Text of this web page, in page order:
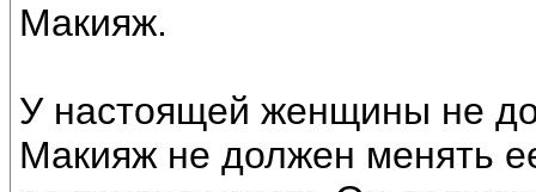
Макияж.
У настоящей женщины не
Макияж не должен менять